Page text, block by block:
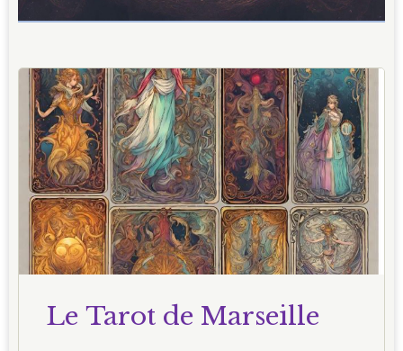
Le Tarot de Marseille